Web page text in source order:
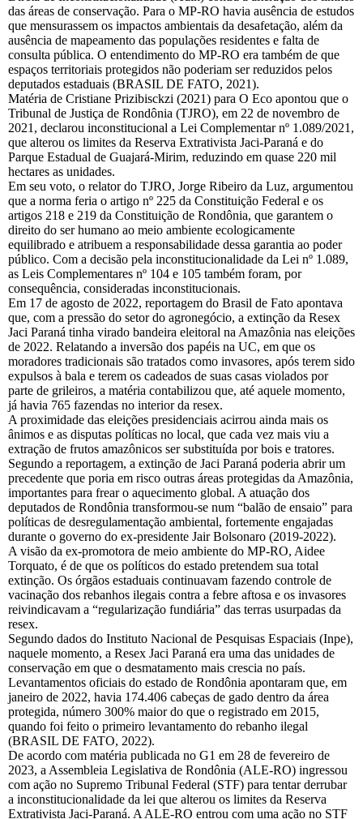
das áreas de conservação. Para o MP-RO havia ausência de estudos
que mensurassem os impactos ambientais da desafetação, além da
ausência de mapeamento das populações residentes e falta de
consulta pública. O entendimento do MP-RO era também de que
espaços territoriais protegidos não poderiam ser reduzidos pelos
deputados estaduais (BRASIL DE FATO, 2021).
Matéria de Cristiane Prizibisckzi (2021) para O Eco apontou que o
Tribunal de Justiça de Rondônia (TJRO), em 22 de novembro de
2021, declarou inconstitucional a Lei Complementar nº 1.089/2021,
que alterou os limites da Reserva Extrativista Jaci-Paraná e do
Parque Estadual de Guajará-Mirim, reduzindo em quase 220 mil
hectares as unidades.
Em seu voto, o relator do TJRO, Jorge Ribeiro da Luz, argumentou
que a norma feria o artigo nº 225 da Constituição Federal e os
artigos 218 e 219 da Constituição de Rondônia, que garantem o
direito do ser humano ao meio ambiente ecologicamente
equilibrado e atribuem a responsabilidade dessa garantia ao poder
público. Com a decisão pela inconstitucionalidade da Lei nº 1.089,
as Leis Complementares nº 104 e 105 também foram, por
consequência, consideradas inconstitucionais.
Em 17 de agosto de 2022, reportagem do Brasil de Fato apontava
que, com a pressão do setor do agronegócio, a extinção da Resex
Jaci Paraná tinha virado bandeira eleitoral na Amazônia nas eleições
de 2022. Relatando a inversão dos papéis na UC, em que os
moradores tradicionais são tratados como invasores, após terem sido
expulsos à bala e terem os cadeados de suas casas violados por
parte de grileiros, a matéria contabilizou que, até aquele momento,
já havia 765 fazendas no interior da resex.
A proximidade das eleições presidenciais acirrou ainda mais os
ânimos e as disputas políticas no local, que cada vez mais viu a
extração de frutos amazônicos ser substituída por bois e tratores.
Segundo a reportagem, a extinção de Jaci Paraná poderia abrir um
precedente que poria em risco outras áreas protegidas da Amazônia,
importantes para frear o aquecimento global. A atuação dos
deputados de Rondônia transformou-se num “balão de ensaio” para
políticas de desregulamentação ambiental, fortemente engajadas
durante o governo do ex-presidente Jair Bolsonaro (2019-2022).
A visão da ex-promotora de meio ambiente do MP-RO, Aidee
Torquato, é de que os políticos do estado pretendem sua total
extinção. Os órgãos estaduais continuavam fazendo controle de
vacinação dos rebanhos ilegais contra a febre aftosa e os invasores
reivindicavam a “regularização fundiária” das terras usurpadas da
resex.
Segundo dados do Instituto Nacional de Pesquisas Espaciais (Inpe),
naquele momento, a Resex Jaci Paraná era uma das unidades de
conservação em que o desmatamento mais crescia no país.
Levantamentos oficiais do estado de Rondônia apontaram que, em
janeiro de 2022, havia 174.406 cabeças de gado dentro da área
protegida, número 300% maior do que o registrado em 2015,
quando foi feito o primeiro levantamento do rebanho ilegal
(BRASIL DE FATO, 2022).
De acordo com matéria publicada no G1 em 28 de fevereiro de
2023, a Assembleia Legislativa de Rondônia (ALE-RO) ingressou
com ação no Supremo Tribunal Federal (STF) para tentar derrubar
a inconstitucionalidade da lei que alterou os limites da Reserva
Extrativista Jaci-Paraná. A ALE-RO entrou com uma ação no STF